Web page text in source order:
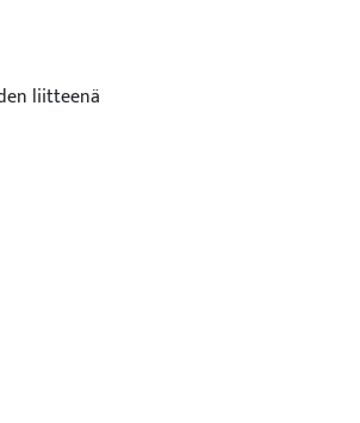
liitteenä